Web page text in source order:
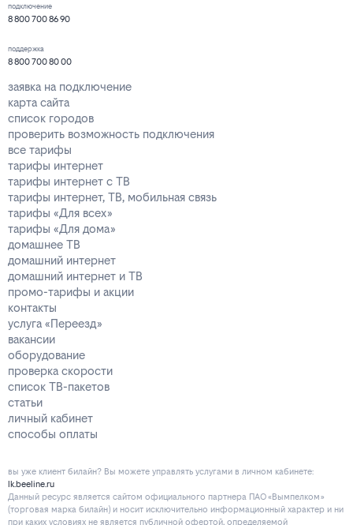
подключение
8 800 700 86 90
поддержка
8 800 700 80 00
заявка на подключение
карта сайта
список городов
проверить возможность подключения
все тарифы
тарифы интернет
тарифы интернет с ТВ
тарифы интернет, ТВ, мобильная связь
тарифы «Для всех»
тарифы «Для дома»
домашнее ТВ
домашний интернет
домашний интернет и ТВ
промо-тарифы и акции
контакты
услуга «Переезд»
вакансии
оборудование
проверка скорости
список ТВ-пакетов
статьи
личный кабинет
способы оплаты
вы уже клиент билайн? Вы можете управлять услугами в личнoм кaбинeтe:
lk.beeline.ru
Данный ресурс является сайтом официального партнера ПАО «Вымпелком»
(торговая марка билайн) и носит исключительно информационный характер и ни
при каких условиях не является публичной офертой, определяемой